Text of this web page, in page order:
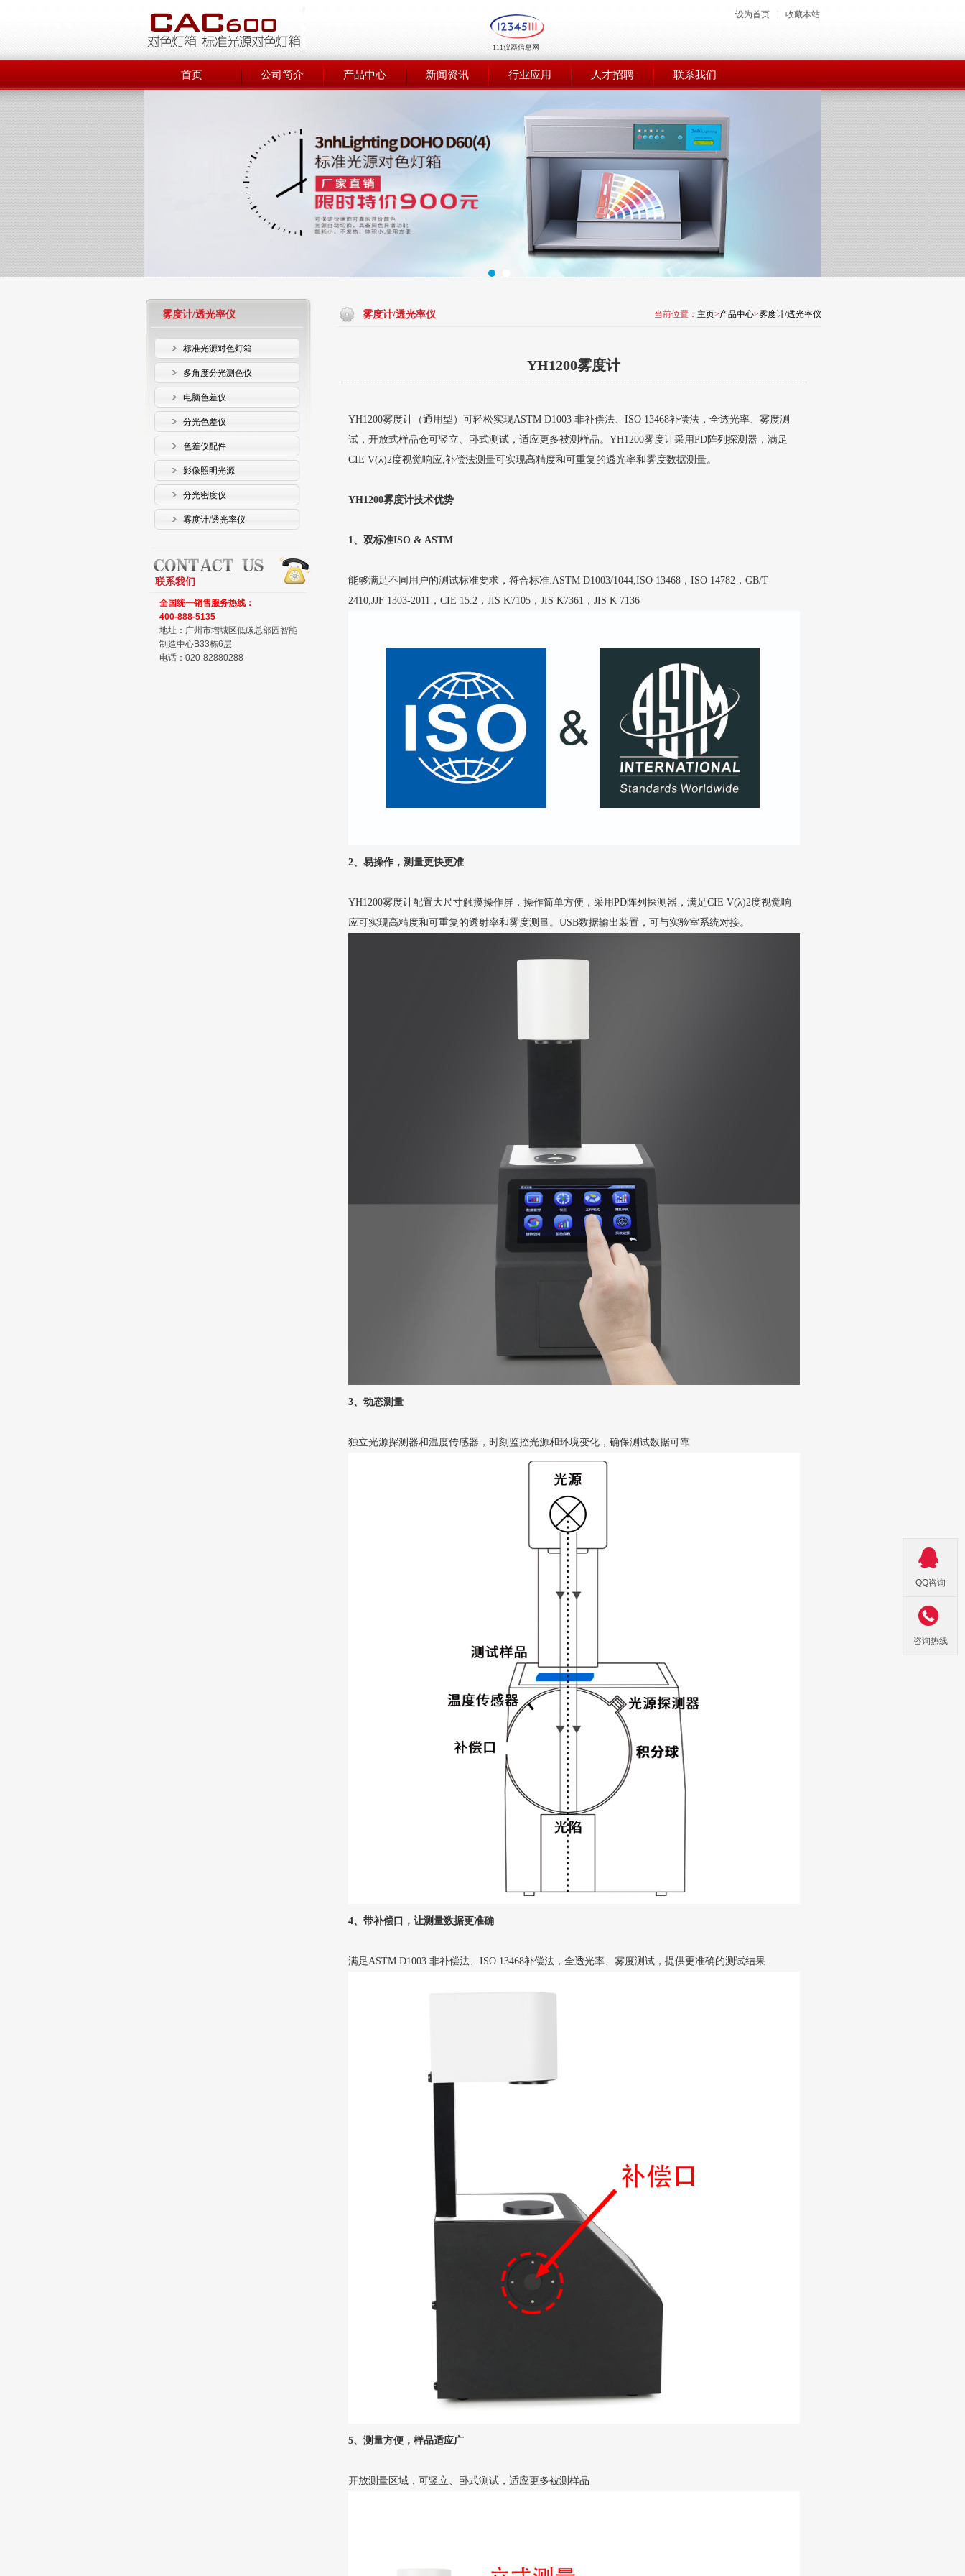
111仪器信息网
设为首页 收藏本站
首页 公司简介 产品中心 新闻资讯 行业应用 人才招聘 联系我们
雾度计/透光率仪
标准光源对色灯箱
多角度分光测色仪
电脑色差仪
分光色差仪
色差仪配件
影像照明光源
分光密度仪
雾度计/透光率仪
联系我们
全国统一销售服务热线：
400-888-5135
地址：广州市增城区低碳总部园智能
制造中心B33栋6层
电话：020-82880288
雾度计/透光率仪 当前位置： 主页>产品中心>雾度计/透光率仪
YH1200雾度计
YH1200雾度计（通用型）可轻松实现ASTM D1003 非补偿法、ISO 13468补偿法，全透光率、雾度测
试，开放式样品仓可竖立、卧式测试，适应更多被测样品。YH1200雾度计采用PD阵列探测器，满足
CIE V(λ)2度视觉响应,补偿法测量可实现高精度和可重复的透光率和雾度数据测量。
YH1200雾度计技术优势
1、双标准ISO & ASTM
能够满足不同用户的测试标准要求，符合标准:ASTM D1003/1044,ISO 13468，ISO 14782，GB/T
2410,JJF 1303-2011，CIE 15.2，JIS K7105，JIS K7361，JIS K 7136
2、易操作，测量更快更准
YH1200雾度计配置大尺寸触摸操作屏，操作简单方便，采用PD阵列探测器，满足CIE V(λ)2度视觉响
应可实现高精度和可重复的透射率和雾度测量。USB数据输出装置，可与实验室系统对接。
3、动态测量
独立光源探测器和温度传感器，时刻监控光源和环境变化，确保测试数据可靠
4、带补偿口，让测量数据更准确
满足ASTM D1003 非补偿法、ISO 13468补偿法，全透光率、雾度测试，提供更准确的测试结果
5、测量方便，样品适应广
开放测量区域，可竖立、卧式测试，适应更多被测样品

QQ咨询

咨询热线